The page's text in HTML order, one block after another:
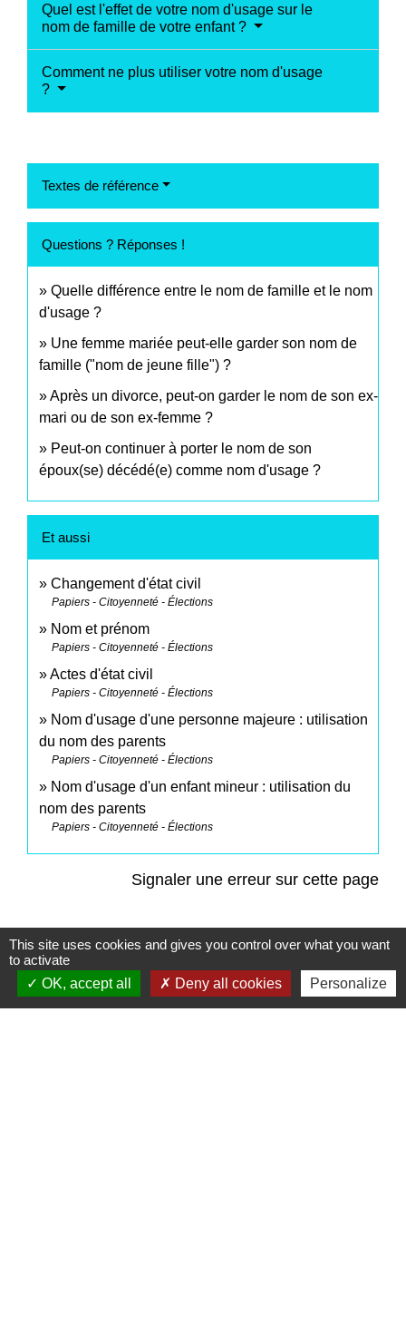
Quel est l'effet de votre nom d'usage sur le
nom de famille de votre enfant ?
Comment ne plus utiliser votre nom d'usage
?
Textes de référence
Questions ? Réponses !
Quelle différence entre le nom de famille et le nom
d'usage ?
Une femme mariée peut-elle garder son nom de
famille ("nom de jeune fille") ?
Après un divorce, peut-on garder le nom de son ex-
mari ou de son ex-femme ?
Peut-on continuer à porter le nom de son
époux(se) décédé(e) comme nom d'usage ?
Et aussi
Changement d'état civil
Papiers - Citoyenneté - Élections
Nom et prénom
Papiers - Citoyenneté - Élections
Actes d'état civil
Papiers - Citoyenneté - Élections
Nom d'usage d'une personne majeure : utilisation
du nom des parents
Papiers - Citoyenneté - Élections
Nom d'usage d'un enfant mineur : utilisation du
nom des parents
Papiers - Citoyenneté - Élections
Signaler une erreur sur cette page
Contacts
This site uses cookies and gives you control over what you want
to activate
OK, accept all
Deny all cookies Personalize